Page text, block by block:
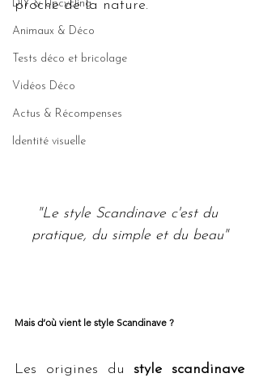
DIY & Upcycling
Animaux & Déco
Tests déco et bricolage
Vidéos Déco
Actus & Récompenses
Identité visuelle
proche de la nature.
"Le style Scandinave c'est du
pratique, du simple et du beau"
Mais d’où vient le style Scandinave ?
Les origines du style scandinave